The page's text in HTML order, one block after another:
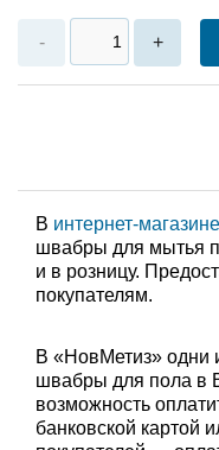
- +
В интернет-
швабры для мытья
и в розницу.
покупателям.
В «НовМетиз» одни
швабры для пола в
возможность
банковской картой